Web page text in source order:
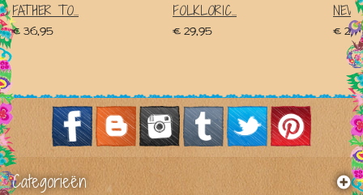
FATHER TO...
€ 36,95
FOLKLORIC...
€ 29,95 €
Categorieën